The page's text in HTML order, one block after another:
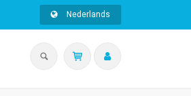
Nederlands